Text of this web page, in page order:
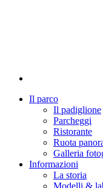
Il parco
Il padiglione
Parcheggi
Ristorante
Ruota
Galleria
Informazioni
La storia
Modelli &